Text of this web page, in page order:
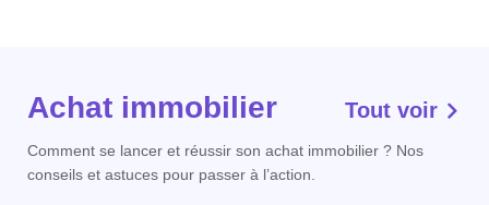
Achat immobilier Tout voir
Comment se lancer et réussir son achat immobilier ? Nos
conseils et astuces pour passer à l’action.